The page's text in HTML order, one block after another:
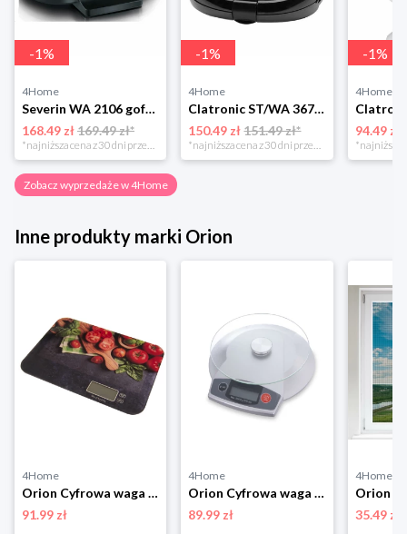
-1%
4Home
Severin WA 2106 gofrownica duo, czarny
168.49 zł169.49 zł*
*najniższa cena z 30 dni przed obniżką
-1%
4Home
Clatronic ST/WA 3670 Opiekacz do kanapek
150.49 zł 151.49 zł*
*najniższa cena z 30 dni przed obniżką
-1%
4Home
94.49 zł
Zobacz wyprzedaże w 4Home
Inne produkty marki Orion
4Home
Orion Cyfrowa waga kuchenna Warzywa, 20 kg
91.99 zł
4Home
Orion Cyfrowa waga kuchenna 5 kg
89.99 zł
4Home
35.49 zł